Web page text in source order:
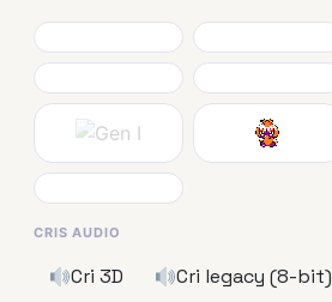
CRIS AUDIO
Cri 3D Cri legacy (8-bit)